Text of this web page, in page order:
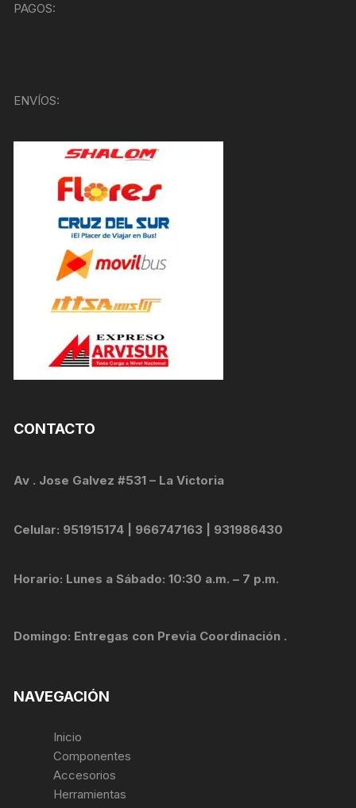
PAGOS:
ENVÍOS:
CONTACTO
Av . Jose Galvez #531 – La Victoria
Celular: 951915174 | 966747163 | 931986430
Horario: Lunes a Sábado: 10:30 a.m. – 7 p.m.
Domingo: Entregas con Previa Coordinación .
NAVEGACIÓN
Inicio
Componentes
Accesorios
Herramientas